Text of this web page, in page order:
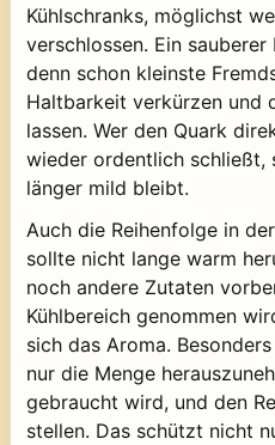
Kühlschranks, möglichst
verschlossen. Ein
denn schon kleinste
Haltbarkeit verkürzen und
lassen. Wer den Quark
wieder ordentlich schließt,
länger mild bleibt.
Auch die Reihenfolge in
sollte nicht lange warm
noch andere Zutaten
Kühlbereich genommen
sich das Aroma.
nur die Menge
gebraucht wird, und den
stellen. Das schützt nicht